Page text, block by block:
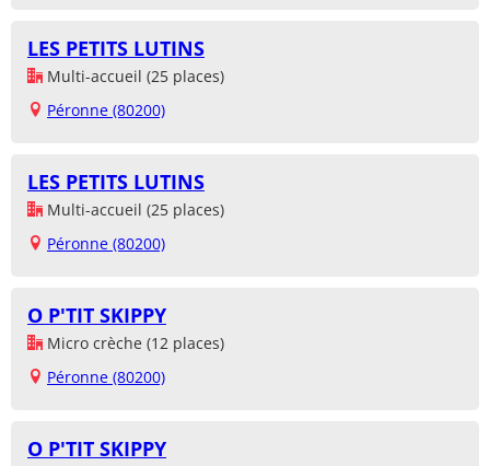
LES PETITS LUTINS
Multi-accueil (25 places)
Péronne (80200)
LES PETITS LUTINS
Multi-accueil (25 places)
Péronne (80200)
O P'TIT SKIPPY
Micro crèche (12 places)
Péronne (80200)
O P'TIT SKIPPY